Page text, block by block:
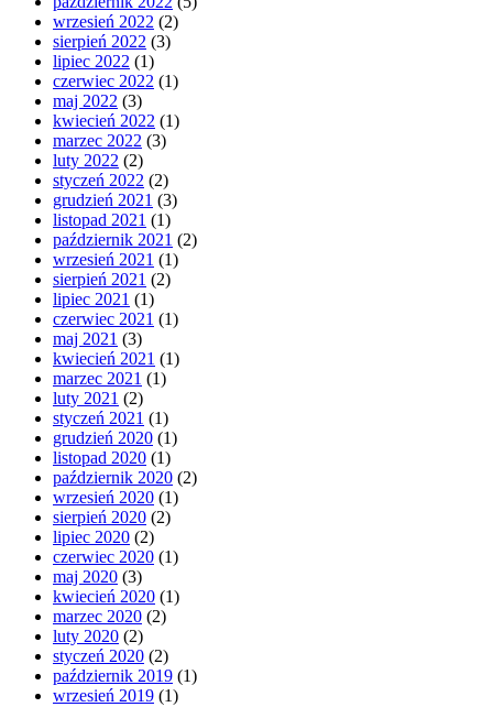
wrzesień 2022 (2)
sierpień 2022 (3)
lipiec 2022 (1)
czerwiec 2022 (1)
maj 2022 (3)
kwiecień 2022 (1)
marzec 2022 (3)
luty 2022 (2)
styczeń 2022 (2)
grudzień 2021 (3)
listopad 2021 (1)
październik 2021 (2)
wrzesień 2021 (1)
sierpień 2021 (2)
lipiec 2021 (1)
czerwiec 2021 (1)
maj 2021 (3)
kwiecień 2021 (1)
marzec 2021 (1)
luty 2021 (2)
styczeń 2021 (1)
grudzień 2020 (1)
listopad 2020 (1)
październik 2020 (2)
wrzesień 2020 (1)
sierpień 2020 (2)
lipiec 2020 (2)
czerwiec 2020 (1)
maj 2020 (3)
kwiecień 2020 (1)
marzec 2020 (2)
luty 2020 (2)
styczeń 2020 (2)
październik 2019 (1)
wrzesień 2019 (1)